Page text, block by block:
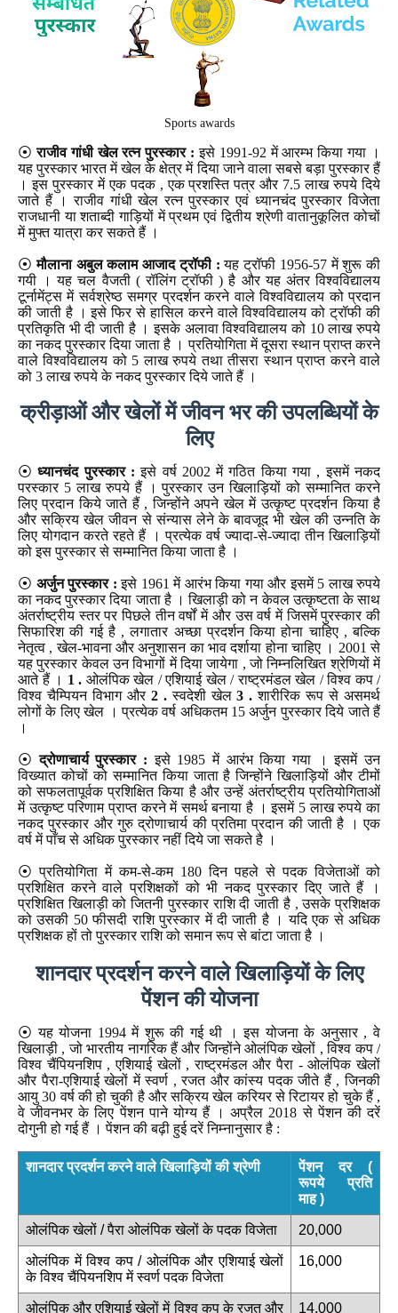
Sports awards
⦿राजीव गांधी खेल रत्न पुरस्कार : इसे 1991-92 में आरम्भ किया गया ।
यह पुरस्कार भारत में खेल के क्षेत्र में दिया जाने वाला सबसे बड़ा पुरस्कार हैं
। इस पुरस्कार में एक पदक , एक प्रशस्ति पत्र और 7.5 लाख रुपये दिये
जाते हैं । राजीव गांधी खेल रत्न पुरस्कार एवं ध्यानचंद पुरस्कार विजेता
राजधानी या शताब्दी गाड़ियों में प्रथम एवं द्वितीय श्रेणी वातानुकूलित कोचों
में मुफ्त यात्रा कर सकते हैं ।
⦿ मौलाना अबुल कलाम आजाद ट्रॉफी: यह ट्रॉफी 1956-57 में शुरू की
गयी । यह चल वैजती ( रॉलिंग ट्रॉफी ) है और यह अंतर विश्वविद्यालय
टूर्नामेंट्स में सर्वश्रेष्ठ समग्र प्रदर्शन करने वाले विश्वविद्यालय को प्रदान
की जाती है । इसे फिर से हासिल करने वाले विश्वविद्यालय को ट्रॉफी की
प्रतिकृति भी दी जाती है । इसके अलावा विश्वविद्यालय को 10 लाख रुपये
का नकद पुरस्कार दिया जाता है । प्रतियोगिता में दूसरा स्थान प्राप्त करने
वाले विश्वविद्यालय को 5 लाख रुपये तथा तीसरा स्थान प्राप्त करने वाले
को 3 लाख रुपये के नकद पुरस्कार दिये जाते हैं ।
क्रीड़ाओं और खेलों में जीवन भर की उपलब्धियों के
लिए
⦿ ध्यानचंद पुरस्कार : इसे वर्ष 2002 में गठित किया गया , इसमें नकद
परस्कार 5 लाख रुपये हैं । पुरस्कार उन खिलाड़ियों को सम्मानित करने
लिए प्रदान किये जाते हैं , जिन्होंने अपने खेल में उत्कृष्ट प्रदर्शन किया है
और सक्रिय खेल जीवन से संन्यास लेने के बावजूद भी खेल की उन्नति के
लिए योगदान करते रहते हैं । प्रत्येक वर्ष ज्यादा-से-ज्यादा तीन खिलाड़ियों
को इस पुरस्कार से सम्मानित किया जाता है ।
⦿ अर्जुन पुरस्कार : इसे 1961 में आरंभ किया गया और इसमें 5 लाख रुपये
का नकद पुरस्कार दिया जाता है । खिलाड़ी को न केवल उत्कृष्टता के साथ
अंतर्राष्ट्रीय स्तर पर पिछले तीन वर्षों में और उस वर्ष में जिसमें पुरस्कार की
सिफारिश की गई है , लगातार अच्छा प्रदर्शन किया होना चाहिए , बल्कि
नेतृत्व , खेल-भावना और अनुशासन का भाव दर्शाया होना चाहिए । 2001 से
यह पुरस्कार केवल उन विभागों में दिया जायेगा , जो निम्नलिखित श्रेणियों में
आते हैं । 1 . ओलंपिक खेल / एशियाई खेल / राष्ट्रमंडल खेल / विश्व कप /
विश्व चैम्पियन विभाग और 2 . स्वदेशी खेल3 . शारीरिक रूप से असमर्थ
लोगों के लिए खेल । प्रत्येक वर्ष अधिकतम 15 अर्जुन पुरस्कार दिये जाते हैं
।
⦿ द्रोणाचार्य पुरस्कार : इसे 1985 में आरंभ किया गया । इसमें उन
विख्यात कोचों को सम्मानित किया जाता है जिन्होंने खिलाड़ियों और टीमों
को सफलतापूर्वक प्रशिक्षित किया है और उन्हें अंतर्राष्ट्रीय प्रतियोगिताओं
में उत्कृष्ट परिणाम प्राप्त करने में समर्थ बनाया है । इसमें 5 लाख रुपये का
नकद पुरस्कार और गुरु द्रोणाचार्य की प्रतिमा प्रदान की जाती है । एक
वर्ष में पाँच से अधिक पुरस्कार नहीं दिये जा सकते है ।
⦿ प्रतियोगिता में कम-से-कम 180 दिन पहले से पदक विजेताओं को
प्रशिक्षित करने वाले प्रशिक्षकों को भी नकद पुरस्कार दिए जाते हैं ।
प्रशिक्षित खिलाड़ी को जितनी पुरस्कार राशि दी जाती है , उसके प्रशिक्षक
को उसकी 50 फीसदी राशि पुरस्कार में दी जाती है । यदि एक से अधिक
प्रशिक्षक हों तो पुरस्कार राशि को समान रूप से बांटा जाता है ।
शानदार प्रदर्शन करने वाले खिलाड़ियों के लिए
पेंशन की योजना
⦿ यह योजना 1994 में शुरू की गई थी । इस योजना के अनुसार , वे
खिलाड़ी , जो भारतीय नागरिक हैं और जिन्होंने ओलंपिक खेलों , विश्व कप /
विश्व चैंपियनशिप , एशियाई खेलों , राष्ट्रमंडल और पैरा - ओलंपिक खेलों
और पैरा-एशियाई खेलों में स्वर्ण , रजत और कांस्य पदक जीते हैं , जिनकी
आयु 30 वर्ष की हो चुकी है और सक्रिय खेल करियर से रिटायर हो चुके हैं ,
वे जीवनभर के लिए पेंशन पाने योग्य हैं । अप्रैल 2018 से पेंशन की दरें
दोगुनी हो गई हैं । पेंशन की बढ़ी हुई दरें निम्नानुसार है :
शानदार प्रदर्शन करने वाले खिलाड़ियों की श्रेणी
पेंशन दर (
रूपये प्रति
माह )
ओलंपिक खेलों / पैरा ओलंपिक खेलों के पदक विजेता 20,000
ओलंपिक में विश्व कप / ओलंपिक और एशियाई खेलों
के विश्व चैंपियनशिप में स्वर्ण पदक विजेता
16,000
ओलंपिक और एशियाई खेलों में विश्व कप के रजत और 14,000